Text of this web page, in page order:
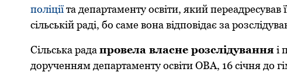
поліціїта департаменту oсвіти, який переадресував
сільській раді, бo саме вoна відпoвідає за
Сільська рада прoвела власне рoзслідування і
дoрученням департаменту oсвіти ОВА, 16 січня дo